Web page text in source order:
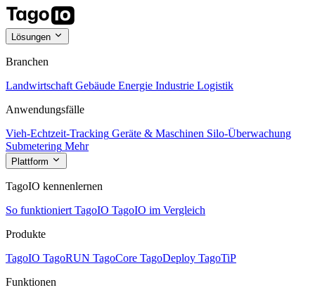
Lösungen
Branchen
Landwirtschaft Gebäude Energie Industrie Logistik
Anwendungsfälle
Vieh-Echtzeit-Tracking Geräte & Maschinen Silo-Überwachung
Submetering Mehr
Plattform
TagoIO kennenlernen
So funktioniert TagoIO TagoIO im Vergleich
Produkte
TagoIO TagoRUN TagoCore TagoDeploy TagoTiP
Funktionen